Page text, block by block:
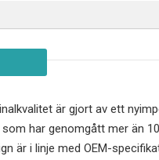
är gjort av ett
har genomgått mer än
är i linje med OEM-